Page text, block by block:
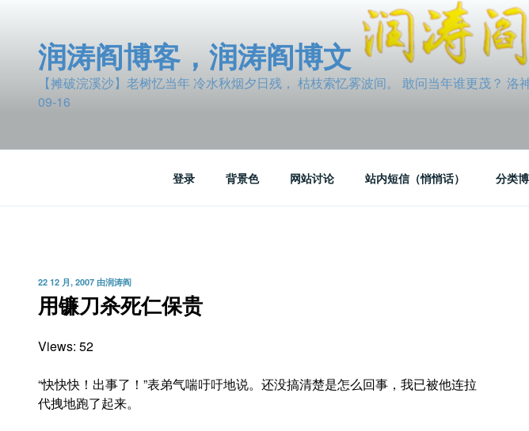
润涛阎博客，润涛阎博文
【摊破浣溪沙】老树忆当年 冷水秋烟夕日残， 枯枝索忆雾波间。 敢问当年谁更茂？
09-16
登录 背景色 网站讨论 站内短信（悄悄话） 分类
发
布
于
22 12 月, 2007 由润涛阎
用镰刀杀死仁保贵
Views: 52
“快快快！出事了！”表弟气喘吁吁地说。还没搞清楚是怎么回事，我已被他连拉
代拽地跑了起来。